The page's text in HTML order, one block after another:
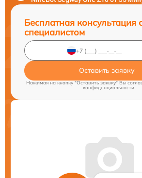
Бесплатная консультация
специалистом
Оставить заявку
Нажимая на кнопку "Оставить заявку" Вы
конфиденциальности